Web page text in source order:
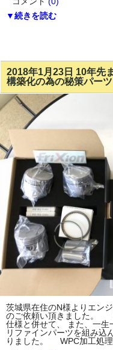
▼続きを読む
2018年1月23日 10年先
構築化の為の秘策パー
茨城県在住のN様よりエン
のご依頼い頂きました。
仕様と併せて、 また、一
リファインパーツを組み込
りました。 WPC加工処理